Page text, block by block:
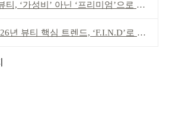
, ‘가성비’ 아닌 ‘프리미엄’으로 승부걸어야
년 뷰티 핵심 트렌드, ‘F.I.N.D’로 읽는다